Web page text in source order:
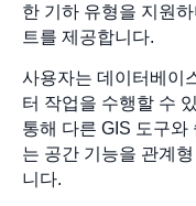
한 기하 유형을 지원
트를 제공합니다.
사용자는 데이터베이
터 작업을 수행할 수
통해 다른 GIS 도구와
는 공간 기능을 관계
니다.